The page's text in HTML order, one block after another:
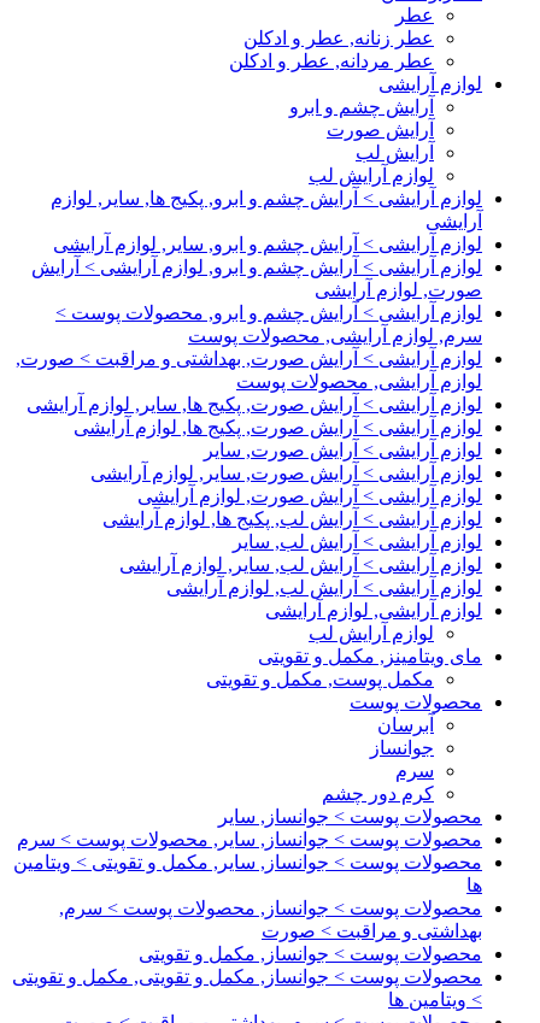
عطر
عطر زنانه, عطر و ادکلن
عطر مردانه, عطر و ادکلن
لوازم آرایشی
آرایش چشم و ابرو
آرایش صورت
آرایش لب
لوازم آرایش لب
لوازم آرایشی > آرایش چشم و ابرو, پکیج ها, سایر, لوازم
آرایشی
لوازم آرایشی > آرایش چشم و ابرو, سایر, لوازم آرایشی
لوازم آرایشی > آرایش چشم و ابرو, لوازم آرایشی > آرایش
صورت, لوازم آرایشی
لوازم آرایشی > آرایش چشم و ابرو, محصولات پوست >
سرم, لوازم آرایشی, محصولات پوست
لوازم آرایشی > آرایش صورت, بهداشتی و مراقبت > صورت,
لوازم آرایشی, محصولات پوست
لوازم آرایشی > آرایش صورت, پکیج ها, سایر, لوازم آرایشی
لوازم آرایشی > آرایش صورت, پکیج ها, لوازم آرایشی
لوازم آرایشی > آرایش صورت, سایر
لوازم آرایشی > آرایش صورت, سایر, لوازم آرایشی
لوازم آرایشی > آرایش صورت, لوازم آرایشی
لوازم آرایشی > آرایش لب, پکیج ها, لوازم آرایشی
لوازم آرایشی > آرایش لب, سایر
لوازم آرایشی > آرایش لب, سایر, لوازم آرایشی
لوازم آرایشی > آرایش لب, لوازم آرایشی
لوازم آرایشی, لوازم آرایشی
لوازم آرایش لب
مای ویتامینز, مکمل و تقویتی
مکمل پوست, مکمل و تقویتی
محصولات پوست
آبرسان
جوانساز
سرم
کرم دور چشم
محصولات پوست > جوانساز, سایر
محصولات پوست > جوانساز, سایر, محصولات پوست > سرم
محصولات پوست > جوانساز, سایر, مکمل و تقویتی > ویتامین
ها
محصولات پوست > جوانساز, محصولات پوست > سرم,
بهداشتی و مراقبت > صورت
محصولات پوست > جوانساز, مکمل و تقویتی
محصولات پوست > جوانساز, مکمل و تقویتی, مکمل و تقویتی
> ویتامین ها